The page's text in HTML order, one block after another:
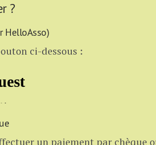
?
HelloAsso)
ci-dessous :
un paiement par chèque